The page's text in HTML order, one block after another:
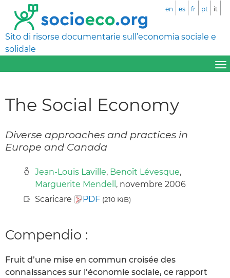
Sito di risorse documentarie sull’economia sociale e
solidale
en es fr pt it
The Social Economy
Diverse approaches and practices in
Europe and Canada
Jean-Louis Laville, Benoît Lévesque,
Marguerite Mendell , novembre 2006
Scaricare
PDF (210 KiB)
Compendio :
Fruit d’une mise en commun croisée des
connaissances sur l’économie sociale, ce rapport